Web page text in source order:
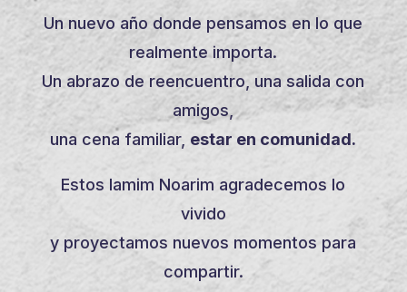
Un nuevo año donde pensamos en lo que
realmente importa.
Un abrazo de reencuentro, una salida con
amigos,
una cena familiar, estar en comunidad.
Estos Iamim Noarim agradecemos lo
vivido
y proyectamos nuevos momentos para
compartir.